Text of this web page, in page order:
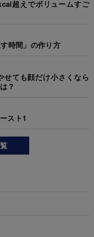
超えでボリュームすご
時間」の作り方
ても顔だけ小さくなら
？
スト1